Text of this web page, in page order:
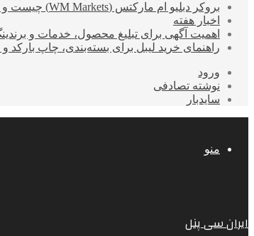
بروکر دبلیو ام مارکتس (WM Markets) چیست و چه خدماتی ارائه می‌دهد؟
اخبار هفته
اهمیت آگهی برای تبلیغ محصول، خدمات و
راهنمای خرید لیبل برای بسته‌بندی، چاپ
ورود
نوشته تصادفی
سایدبار
منو
ایران سی پنل